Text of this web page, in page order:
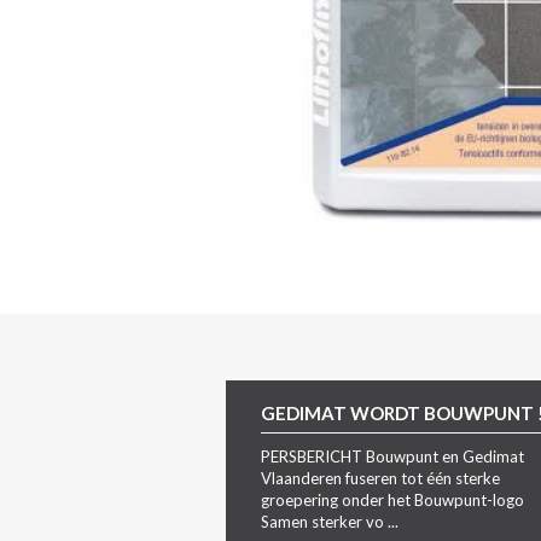
GEDIMAT WORDT BOUWPUNT
PERSBERICHT Bouwpunt en Gedimat
Vlaanderen fuseren tot één sterke
groepering onder het Bouwpunt-logo
Samen sterker vo ...